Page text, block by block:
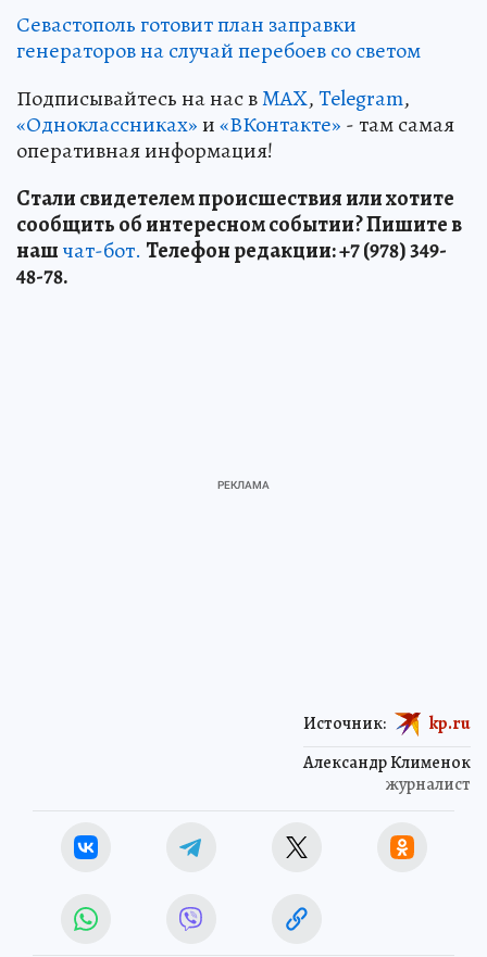
Севастополь готовит план заправки
генераторов на случай перебоев со светом
Подписывайтесь на нас вMAX,Telegram,
«Одноклассниках»и«ВКонтакте» - там самая
оперативная информация!
Стали свидетелем происшествия или хотите
сообщить об интересном событии? Пишите в
нашчат-бот. Телефон редакции: +7 (978) 349-
48-78.
Александр Клименок
журналист
Источник: kp.ru